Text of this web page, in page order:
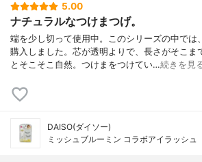
5.00
ナチュラルなつけまつげ。
端を少し切って使用中。このシリーズの中では
購入しました。芯が透明よりで、長さがそこま
とそこそこ自然。つけまをつけてい…続きを見
DAISO(ダイソー)
ミッシュブルーミン コラボアイラッシュ